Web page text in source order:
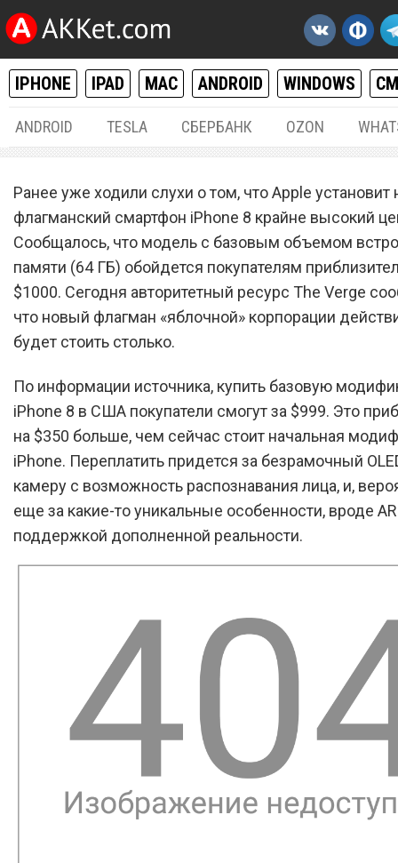
IPHONE IPAD MAC ANDROID WINDOWS
ANDROID TESLA СБЕРБАНК OZON
Подтверждено: iPhone 8
самым дорогим
Apple
Ранее уже ходили слухи о том, что Apple установит
флагманский смартфон iPhone 8 крайне высокий
Сообщалось, что модель с базовым объемом
памяти (64 ГБ) обойдется покупателям
$1000. Сегодня авторитетный ресурс The Verge
что новый флагман «яблочной» корпорации
будет стоить столько.
По информации источника, купить базовую
iPhone 8 в США покупатели смогут за $999. Это
на $350 больше, чем сейчас стоит начальная
iPhone. Переплатить придется за безрамочный
камеру с возможность распознавания лица, и,
еще за какие-то уникальные особенности, вроде
поддержкой дополненной реальности.